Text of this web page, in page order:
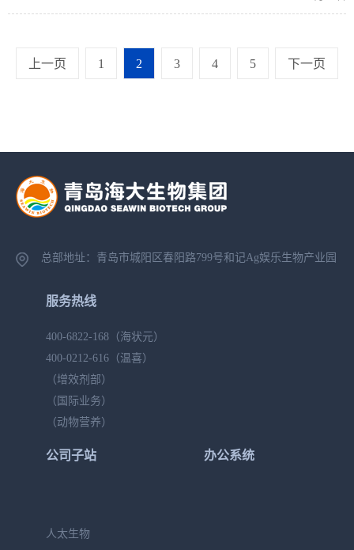
上一页 1 2 3 4 5 下一页
总部地址：青岛市城阳区春阳路799号和记Ag娱乐生物产业园
服务热线
400-6822-168 （海状元）
400-0212-616 （温喜）
（增效剂部）
（国际业务）
（动物营养）
公司子站
人太生物
办公系统